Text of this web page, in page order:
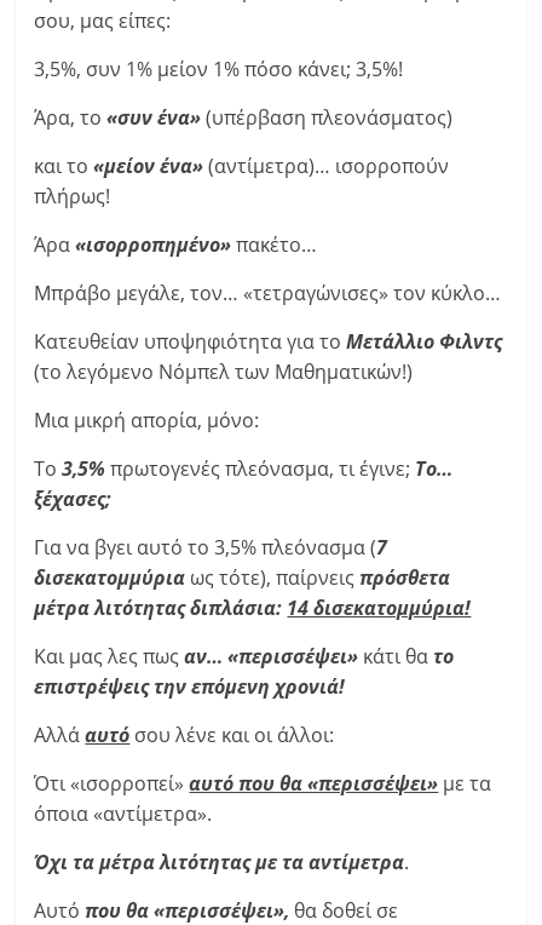
σου, μας είπες:
3,5%, συν 1% μείον 1% πόσο κάνει; 3,5%!
Άρα, το«συν ένα»(υπέρβαση πλεονάσματος)
και το«μείον ένα»(αντίμετρα)… ισορροπούν
πλήρως!
Άρα«ισορροπημένο»πακέτο…
Μπράβο μεγάλε, τον… «τετραγώνισες» τον κύκλο…
Κατευθείαν υποψηφιότητα για τοΜετάλλιο Φιλντς
(το λεγόμενο Νόμπελ των Μαθηματικών!)
Μια μικρή απορία, μόνο:
Το3,5%πρωτογενές πλεόνασμα, τι έγινε; Το…
ξέχασες;
Για να βγει αυτό το 3,5% πλεόνασμα (7
δισεκατομμύρια ως τότε), παίρνειςπρόσθετα
μέτρα λιτότητας διπλάσια: 14 δισεκατομμύρια!
Και μας λες πωςαν… «περισσέψει» κάτι θατο
επιστρέψεις την επόμενη χρονιά!
Αλλάαυτό σου λένε και οι άλλοι:
Ότι «ισορροπεί»αυτό που θα «περισσέψει» με τα
όποια «αντίμετρα».
Όχι τα μέτρα λιτότητας με τα αντίμετρα.
Αυτόπου θα «περισσέψει», θα δοθεί σε